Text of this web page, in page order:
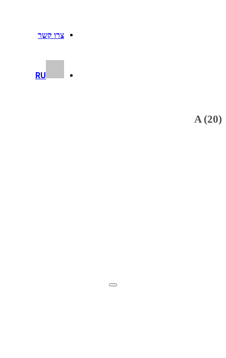
צרו קשר
RU
A (20)